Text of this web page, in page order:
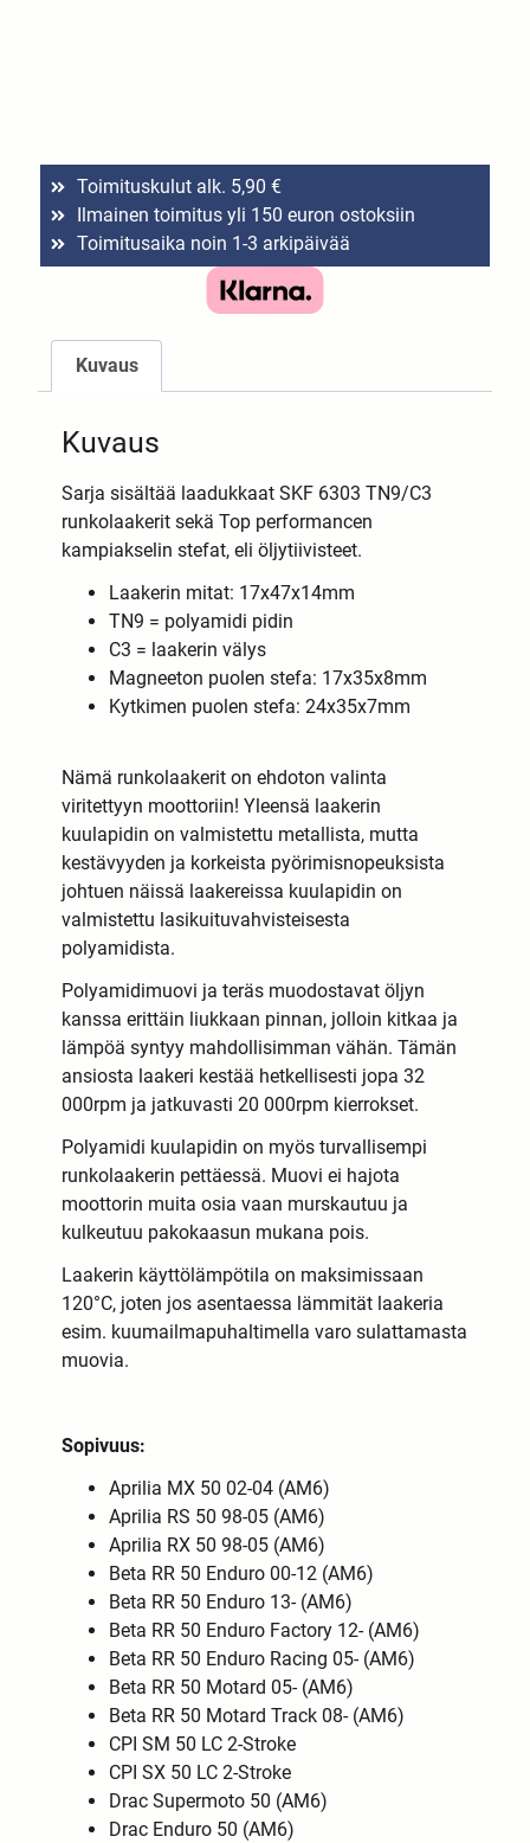
Toimituskulut alk. 5,90 €
Ilmainen toimitus yli 150 euron ostoksiin
Toimitusaika noin 1-3 arkipäivää
Kuvaus
Kuvaus
Sarja sisältää laadukkaat SKF 6303 TN9/C3
runkolaakerit sekä Top performancen
kampiakselin stefat, eli öljytiivisteet.
Laakerin mitat: 17x47x14mm
TN9 = polyamidi pidin
C3 = laakerin välys
Magneeton puolen stefa: 17x35x8mm
Kytkimen puolen stefa: 24x35x7mm
Nämä runkolaakerit on ehdoton valinta
viritettyyn moottoriin! Yleensä laakerin
kuulapidin on valmistettu metallista, mutta
kestävyyden ja korkeista pyörimisnopeuksista
johtuen näissä laakereissa kuulapidin on
valmistettu lasikuituvahvisteisesta
polyamidista.
Polyamidimuovi ja teräs muodostavat öljyn
kanssa erittäin liukkaan pinnan, jolloin kitkaa ja
lämpöä syntyy mahdollisimman vähän. Tämän
ansiosta laakeri kestää hetkellisesti jopa 32
000rpm ja jatkuvasti 20 000rpm kierrokset.
Polyamidi kuulapidin on myös turvallisempi
runkolaakerin pettäessä. Muovi ei hajota
moottorin muita osia vaan murskautuu ja
kulkeutuu pakokaasun mukana pois.
Laakerin käyttölämpötila on maksimissaan
120°C, joten jos asentaessa lämmität laakeria
esim. kuumailmapuhaltimella varo sulattamasta
muovia.
Sopivuus:
Aprilia MX 50 02-04 (AM6)
Aprilia RS 50 98-05 (AM6)
Aprilia RX 50 98-05 (AM6)
Beta RR 50 Enduro 00-12 (AM6)
Beta RR 50 Enduro 13- (AM6)
Beta RR 50 Enduro Factory 12- (AM6)
Beta RR 50 Enduro Racing 05- (AM6)
Beta RR 50 Motard 05- (AM6)
Beta RR 50 Motard Track 08- (AM6)
CPI SM 50 LC 2-Stroke
CPI SX 50 LC 2-Stroke
Drac Supermoto 50 (AM6)
Drac Enduro 50 (AM6)